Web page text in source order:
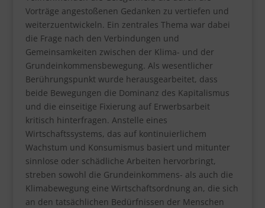
Vorträge angestoßenen Gedanken zu vertiefen und
weiterzuentwickeln. Ein zentrales Thema war dabei
die Frage nach den Verbindungen und
Gemeinsamkeiten zwischen der Klima- und der
Grundeinkommensbewegung. Als wesentlicher
Berührungspunkt wurde herausgearbeitet, dass
beide Bewegungen die Dominanz des Kapitalismus
und die einseitige Fixierung auf Erwerbsarbeit
kritisch hinterfragen. Anstelle eines
Wirtschaftssystems, das auf kontinuierlichem
Wachstum und Konsumismus basiert und mitunter
sinnlose oder schädliche Arbeiten hervorbringt,
streben sowohl die Grundeinkommens- als auch die
Klimabewegung eine Wirtschaftsordnung an, die sich
an den tatsächlichen Bedürfnissen der Menschen